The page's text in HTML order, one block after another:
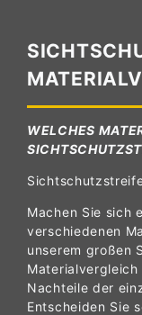
WELCHES
Machen Sie sich
verschiedenen
unserem großen
Nachteile der
Entscheiden Sie